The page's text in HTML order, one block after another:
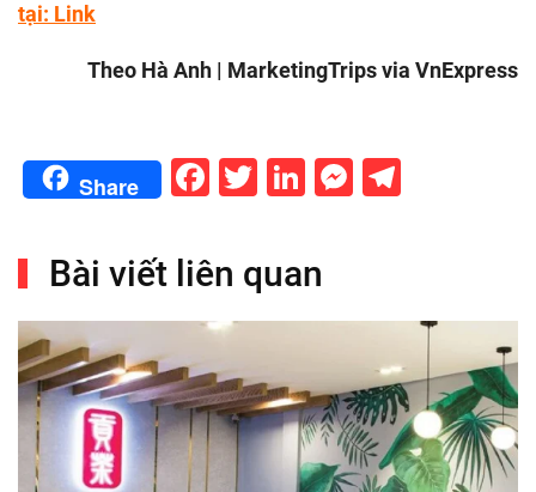
tại: Link
Theo Hà Anh | MarketingTrips via VnExpress
Share Facebook
Twitter
LinkedIn
Bài viết liên quan